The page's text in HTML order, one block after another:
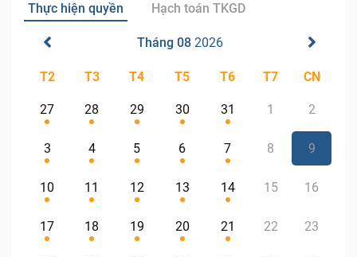
Thực hiện quyền Hạch toán TKGD
Tháng 08 2026
T2 T3 T4 T5 T6 T7 CN
27 28 29 30 31 1 2
3 4 5 6 7 8 9
10 11 12 13 14 15 16
17 18 19 20 21 22 23